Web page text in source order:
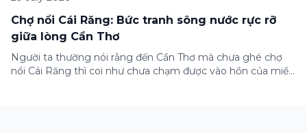
Chợ nổi Cái Răng: Bức tranh sông nước rực rỡ
giữa lòng Cần Thơ
Người ta thường nói rằng đến Cần Thơ mà chưa ghé chợ
nổi Cái Răng thì coi như chưa chạm được vào hồn của miền